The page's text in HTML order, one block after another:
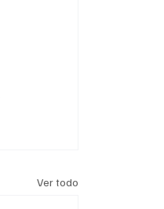
Ver todo